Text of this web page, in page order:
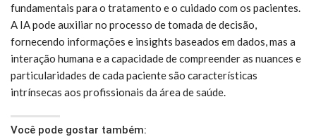
fundamentais para o tratamento e o cuidado com os pacientes.
A IA pode auxiliar no processo de tomada de decisão,
fornecendo informações e insights baseados em dados, mas a
interação humana e a capacidade de compreender as nuances e
particularidades de cada paciente são características
intrínsecas aos profissionais da área de saúde.
Você pode gostar também: